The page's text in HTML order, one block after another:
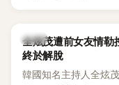
韓星
全炫茂遭前女友情勒
終於解脫
韓國知名主持人全炫